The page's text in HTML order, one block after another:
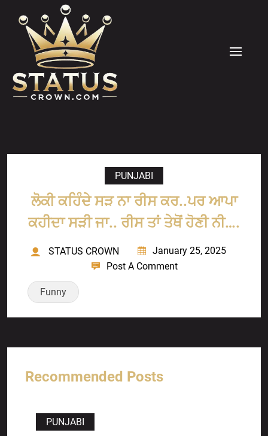
content
MENU
PUNJABI
ਲੋਕੀ ਕਹਿੰਦੇ ਸੜ ਨਾ ਰੀਸ ਕਰ..ਪਰ ਆਪਾ
ਕਹੀਦਾ ਸੜੀ ਜਾ.. ਰੀਸ ਤਾਂ ਤੇਥੋਂ ਹੋਣੀ ਨੀ….
STATUS CROWN
January 25, 2025
Post A Comment
Funny
Recommended Posts
PUNJABI